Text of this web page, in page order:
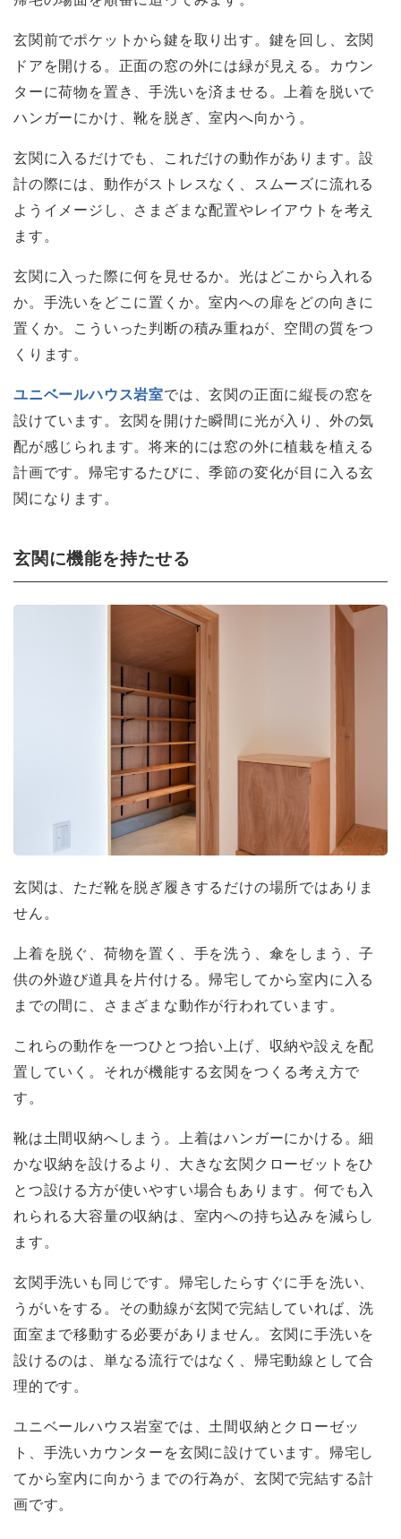
玄関前でポケットから鍵を取り出す。鍵を回し、玄関
ドアを開ける。正面の窓の外には緑が見える。カウン
ターに荷物を置き、手洗いを済ませる。上着を脱いで
ハンガーにかけ、靴を脱ぎ、室内へ向かう。
玄関に入るだけでも、これだけの動作があります。設
計の際には、動作がストレスなく、スムーズに流れる
ようイメージし、さまざまな配置やレイアウトを考え
ます。
玄関に入った際に何を見せるか。光はどこから入れる
か。手洗いをどこに置くか。室内への扉をどの向きに
置くか。こういった判断の積み重ねが、空間の質をつ
くります。
ユニベールハウス岩室では、玄関の正面に縦長の窓を
設けています。玄関を開けた瞬間に光が入り、外の気
配が感じられます。将来的には窓の外に植栽を植える
計画です。帰宅するたびに、季節の変化が目に入る玄
関になります。
玄関に機能を持たせる
玄関は、ただ靴を脱ぎ履きするだけの場所ではありま
せん。
上着を脱ぐ、荷物を置く、手を洗う、傘をしまう、子
供の外遊び道具を片付ける。帰宅してから室内に入る
までの間に、さまざまな動作が行われています。
これらの動作を一つひとつ拾い上げ、収納や設えを配
置していく。それが機能する玄関をつくる考え方で
す。
靴は土間収納へしまう。上着はハンガーにかける。細
かな収納を設けるより、大きな玄関クローゼットをひ
とつ設ける方が使いやすい場合もあります。何でも入
れられる大容量の収納は、室内への持ち込みを減らし
ます。
玄関手洗いも同じです。帰宅したらすぐに手を洗い、
うがいをする。その動線が玄関で完結していれば、洗
面室まで移動する必要がありません。玄関に手洗いを
設けるのは、単なる流行ではなく、帰宅動線として合
理的です。
ユニベールハウス岩室では、土間収納とクローゼッ
ト、手洗いカウンターを玄関に設けています。帰宅し
てから室内に向かうまでの行為が、玄関で完結する計
画です。